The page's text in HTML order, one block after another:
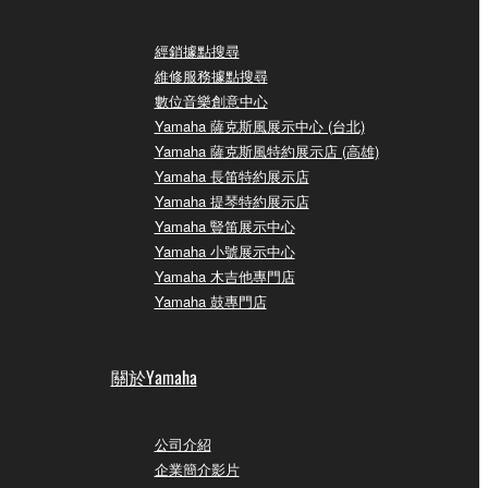
經銷據點搜尋
維修服務據點搜尋
數位音樂創意中心
Yamaha 薩克斯風展示中心 (台北)
Yamaha 薩克斯風特約展示店 (高雄)
Yamaha 長笛特約展示店
Yamaha 提琴特約展示店
Yamaha 豎笛展示中心
Yamaha 小號展示中心
Yamaha 木吉他專門店
Yamaha 鼓專門店
關於Yamaha
公司介紹
企業簡介影片